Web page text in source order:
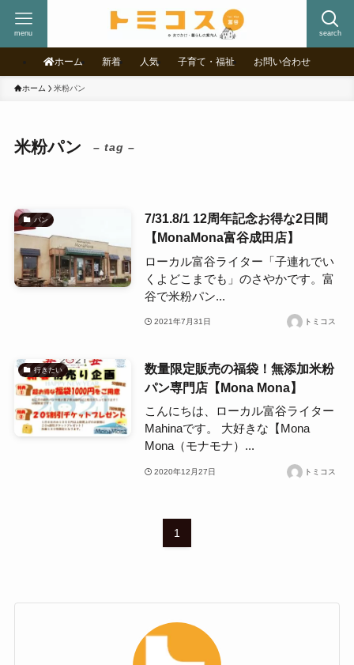
search
menu
ホーム 新着 人気 子育て・福祉 お問い合わせ
ホーム 米粉パン
米粉パン – tag –
パン
7/31.8/1 12周年記念お得な2日間
【MonaMona富谷成田店】
ローカル富谷ライター「子連れでい
くよどこまでも」のさやかです。富
谷で米粉パン...
2021年7月31日 トミコス
行きたい
数量限定販売の福袋！無添加米粉
パン専門店【Mona Mona】
こんにちは、ローカル富谷ライター
Mahinaです。 大好きな【Mona
Mona（モナモナ）...
2020年12月27日 トミコス
1